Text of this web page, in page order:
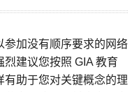
参加没有顺序要求的网络
建议您按照 GIA 教育
有助于您对关键概念的理